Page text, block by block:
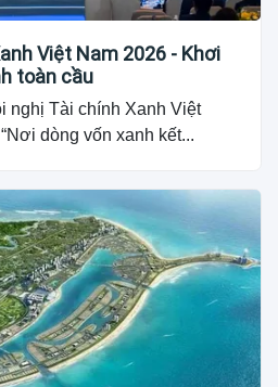
Việt Nam 2026 - Khơi
toàn cầu
nghị Tài chính Xanh Việt
dòng vốn xanh kết...